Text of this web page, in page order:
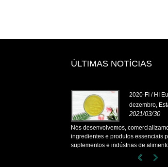
ÚLTIMAS NOTÍCIAS
nutracêuticos,
2020-FI / HI
dezembro,
2021/03/30
Nós desenvolvemos,
ingredientes e produtos essenciais
suplementos e indústrias de
partir de fábricas primárias
Coréia, onde temos muitos anos de